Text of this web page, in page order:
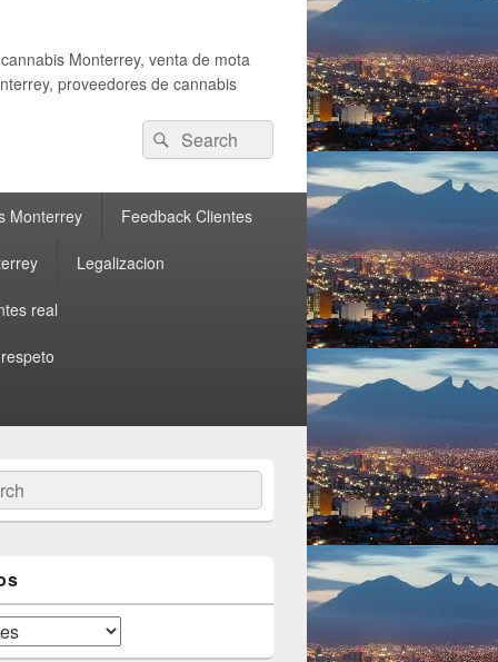
Monterrey, venta de mota
proveedores de cannabis
Search
for:
Search
Monterrey Feedback Clientes
Legalizacion
real